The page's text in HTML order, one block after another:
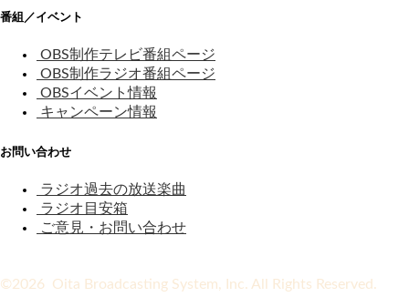
番組／イベント
OBS制作テレビ番組ページ
OBS制作ラジオ番組ページ
OBSイベント情報
キャンペーン情報
お問い合わせ
ラジオ過去の放送楽曲
ラジオ目安箱
ご意見・お問い合わせ
©2026 Oita Broadcasting System, Inc. All Rights Reserved.